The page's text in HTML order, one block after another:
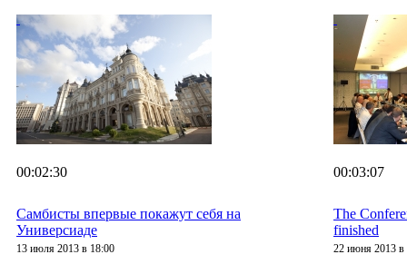
00:02:30
Самбисты впервые покажут себя на
Универсиаде
13 июля 2013 в 18:00
00:03:07
The
finished
22 июня 2013 в